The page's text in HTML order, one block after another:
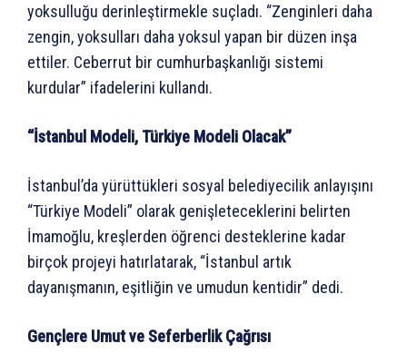
yoksulluğu derinleştirmekle suçladı. “Zenginleri daha
zengin, yoksulları daha yoksul yapan bir düzen inşa
ettiler. Ceberrut bir cumhurbaşkanlığı sistemi
kurdular” ifadelerini kullandı.
“İstanbul Modeli, Türkiye Modeli Olacak”
İstanbul’da yürüttükleri sosyal belediyecilik anlayışını
“Türkiye Modeli” olarak genişleteceklerini belirten
İmamoğlu, kreşlerden öğrenci desteklerine kadar
birçok projeyi hatırlatarak, “İstanbul artık
dayanışmanın, eşitliğin ve umudun kentidir” dedi.
Gençlere Umut ve Seferberlik Çağrısı